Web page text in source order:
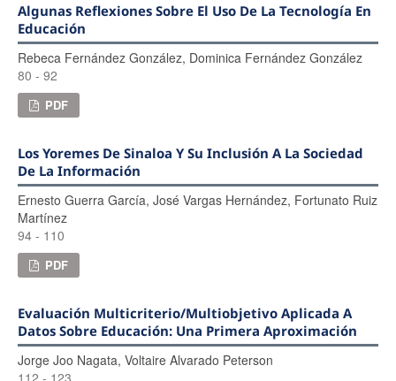
Algunas Reflexiones Sobre El Uso De La Tecnología En
Educación
Rebeca Fernández González, Dominica Fernández González
80 - 92
PDF
Los Yoremes De Sinaloa Y Su Inclusión A La Sociedad
De La Información
Ernesto Guerra García, José Vargas Hernández, Fortunato Ruiz
Martínez
94 - 110
PDF
Evaluación Multicriterio/multiobjetivo Aplicada A
Datos Sobre Educación: Una Primera Aproximación
Jorge Joo Nagata, Voltaire Alvarado Peterson
112 - 123